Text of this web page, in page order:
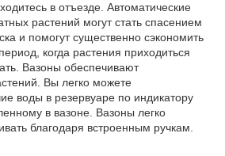
в отъезде. Автоматические
растений могут стать спасением
и помогут существенно сэкономить
когда растения приходиться
Вазоны обеспечивают
Вы легко можете
воды в резервуаре по индикатору
в вазоне. Вазоны легко
благодаря встроенным ручкам.